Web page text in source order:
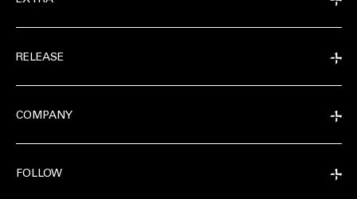
RELEASE
COMPANY
FOLLOW